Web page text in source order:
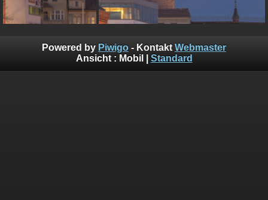
Powered by Piwigo - Kontakt Webmaster
Ansicht : Mobil Standard